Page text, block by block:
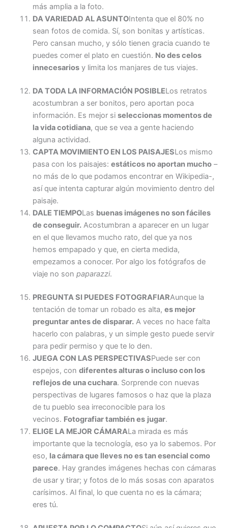
más amplia a la foto.
DA VARIEDAD AL ASUNTOIntenta que el 80% no
sean fotos de comida. Sí, son bonitas y artísticas.
Pero cansan mucho, y sólo tienen gracia cuando te
puedes comer el plato en cuestión. No des celos
innecesariosy limita los manjares de tus viajes.
DA TODA LA INFORMACIÓN POSIBLELos retratos
acostumbran a ser bonitos, pero aportan poca
información. Es mejor si seleccionas momentos de
la vida cotidiana, que se vea a gente haciendo
alguna actividad.
CAPTA MOVIMIENTO EN LOS PAISAJESLos mismo
pasa con los paisajes: estáticos no aportan mucho–
no más de lo que podamos encontrar en Wikipedia-,
así que intenta capturar algún movimiento dentro del
paisaje.
DALE TIEMPOLas buenas imágenes no son fáciles
de conseguir.Acostumbran a aparecer en un lugar
en el que llevamos mucho rato, del que ya nos
hemos empapado y que, en cierta medida,
empezamos a conocer. Por algo los fotógrafos de
viaje no son paparazzi.
PREGUNTA SI PUEDES FOTOGRAFIARAunque la
tentación de tomar un robado es alta, es mejor
preguntar antes de disparar.A veces no hace falta
hacerlo con palabras, y un simple gesto puede servir
para pedir permiso y que te lo den.
JUEGA CON LAS PERSPECTIVASPuede ser con
espejos, con diferentes alturas o incluso con los
reflejos de una cuchara. Sorprende con nuevas
perspectivas de lugares famosos o haz que la plaza
de tu pueblo sea irreconocible para los
vecinos. Fotografiar también es jugar.
ELIGE LA MEJOR CÁMARALa mirada es más
importante que la tecnología, eso ya lo sabemos. Por
eso, la cámara que lleves no es tan esencial como
parece. Hay grandes imágenes hechas con cámaras
de usar y tirar; y fotos de lo más sosas con aparatos
carísimos. Al final, lo que cuenta no es la cámara;
eres tú.